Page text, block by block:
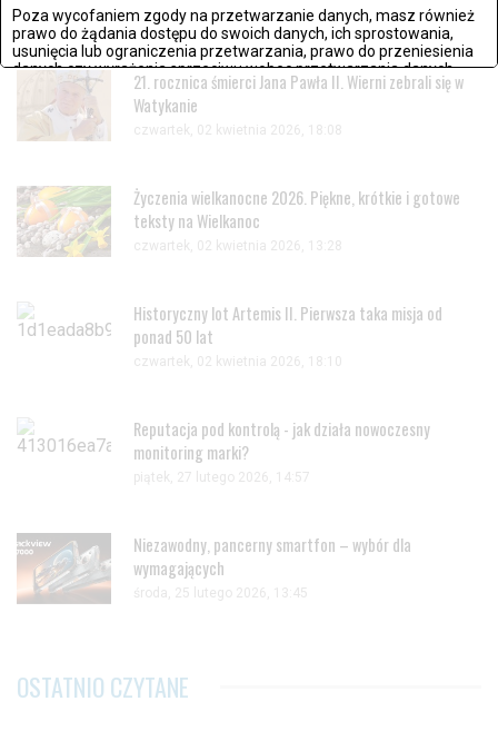
Poza wycofaniem zgody na przetwarzanie danych, masz również
prawo do żądania dostępu do swoich danych, ich sprostowania,
usunięcia lub ograniczenia przetwarzania, prawo do przeniesienia
danych czy wyrażenia sprzeciwu wobec przetwarzania danych.
Jeżeli nie chcesz wyrazić zgody na przetwarzanie plików cookies,
przejdź do ustawień zaawansowanych
OSTATNIO DODANE
21. rocznica śmierci Jana Pawła II. Wierni zebrali się w
Watykanie
czwartek, 02 kwietnia 2026, 18:08
Życzenia wielkanocne 2026. Piękne, krótkie i gotowe
teksty na Wielkanoc
czwartek, 02 kwietnia 2026, 13:28
Historyczny lot Artemis II. Pierwsza taka misja od
ponad 50 lat
czwartek, 02 kwietnia 2026, 18:10
Reputacja pod kontrolą - jak działa nowoczesny
monitoring marki?
piątek, 27 lutego 2026, 14:57
Niezawodny, pancerny smartfon – wybór dla
wymagających
środa, 25 lutego 2026, 13:45
OSTATNIO CZYTANE